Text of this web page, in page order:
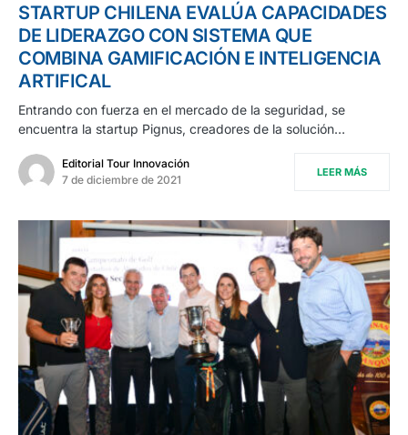
STARTUP CHILENA EVALÚA CAPACIDADES
DE LIDERAZGO CON SISTEMA QUE
COMBINA GAMIFICACIÓN E INTELIGENCIA
ARTIFICAL
Entrando con fuerza en el mercado de la seguridad, se
encuentra la startup Pignus, creadores de la solución…
Editorial Tour Innovación
7 de diciembre de 2021
LEER MÁS